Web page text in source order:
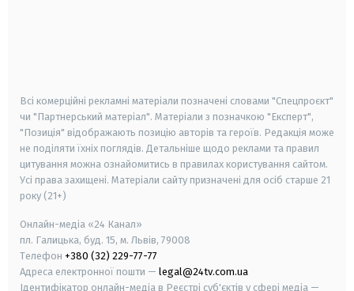
Всі комерційні рекламні матеріали позначені словами "Спецпроєкт"
чи "Партнерський матеріал". Матеріали з позначкою "Експерт",
"Позиція" відображають позицію авторів та героїв. Редакція може
не поділяти їхніх поглядів. Детальніше щодо реклами та правил
цитування можна ознайомитись в правилах користування сайтом.
Усі права захищені. Матеріали сайту призначені для осіб старше 21
року (21+)
Онлайн-медіа «24 Канал»
пл. Галицька, буд. 15, м. Львів, 79008
Телефон +380 (32) 229-77-77
Адреса електронної пошти — legal@24tv.com.ua
Ідентифікатор онлайн-медіа в Реєстрі суб'єктів у сфері медіа —